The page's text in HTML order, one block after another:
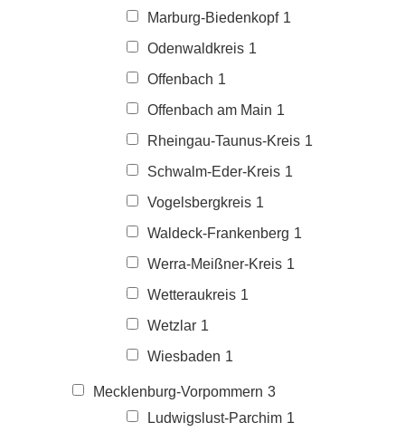
Marburg-Biedenkopf 1
Odenwaldkreis 1
Offenbach 1
Offenbach am Main 1
Rheingau-Taunus-Kreis 1
Schwalm-Eder-Kreis 1
Vogelsbergkreis 1
Waldeck-Frankenberg 1
Werra-Meißner-Kreis 1
Wetteraukreis 1
Wetzlar 1
Wiesbaden 1
Mecklenburg-Vorpommern 3
Ludwigslust-Parchim 1